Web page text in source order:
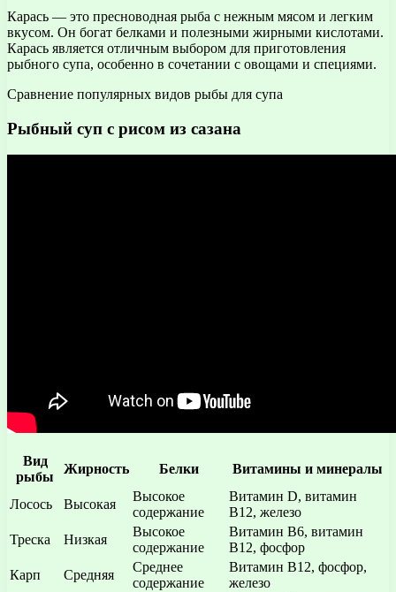
Карась — это пресноводная рыба с нежным мясом и легким
вкусом. Он богат белками и полезными жирными кислотами.
Карась является отличным выбором для приготовления
рыбного супа, особенно в сочетании с овощами и специями.
Сравнение популярных видов рыбы для супа
Рыбный суп с рисом из сазана
Вид
рыбы
Жирность Белки Витамины и минералы
Лосось Высокая
Высокое
содержание
Витамин D, витамин
B12, железо
Треска
Низкая
Высокое
содержание
Витамин B6, витамин
B12, фосфор
Карп
Средняя
Среднее
содержание
Витамин В12, фосфор,
железо